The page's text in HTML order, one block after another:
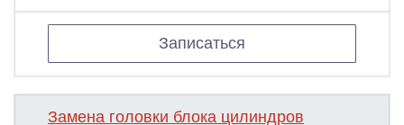
Записаться
Замена головки блока цилиндров